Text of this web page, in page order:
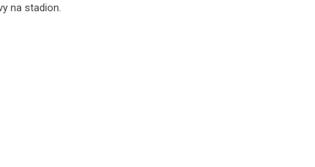
na stadion.